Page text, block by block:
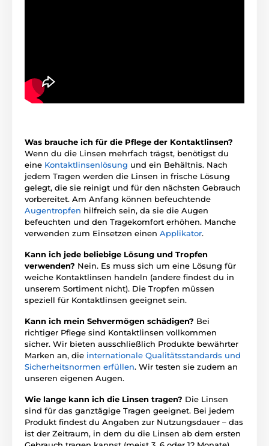
Was brauche ich für die Pflege der Kontaktlinsen?
Wenn du die Linsen mehrfach trägst, benötigst du
eine Kontaktlinsenlösung und ein Behältnis. Nach
jedem Tragen werden die Linsen in frische Lösung
gelegt, die sie reinigt und für den nächsten Gebrauch
vorbereitet. Am Anfang können befeuchtende
Augentropfen hilfreich sein, da sie die Augen
befeuchten und den Tragekomfort erhöhen. Manche
verwenden zum Einsetzen einen Applikator.
Kann ich jede beliebige Lösung und Tropfen
verwenden? Nein. Es muss sich um eine Lösung für
weiche Kontaktlinsen handeln (andere findest du in
unserem Sortiment nicht). Die Tropfen müssen
speziell für Kontaktlinsen geeignet sein.
Kann ich mein Sehvermögen schädigen? Bei
richtiger Pflege sind Kontaktlinsen vollkommen
sicher. Wir bieten ausschließlich Produkte bewährter
Marken an, die internationale Qualitätsstandards und
Sicherheitsnormen erfüllen. Wir testen sie zudem an
unseren eigenen Augen.
Wie lange kann ich die Linsen tragen? Die Linsen
sind für das ganztägige Tragen geeignet. Bei jedem
Produkt findest du Angaben zur Nutzungsdauer – das
ist der Zeitraum, in dem du die Linsen ab dem ersten